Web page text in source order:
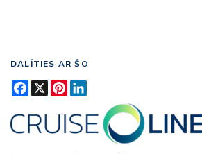
DALĪTIES AR ŠO
Facebook
X Pinterest